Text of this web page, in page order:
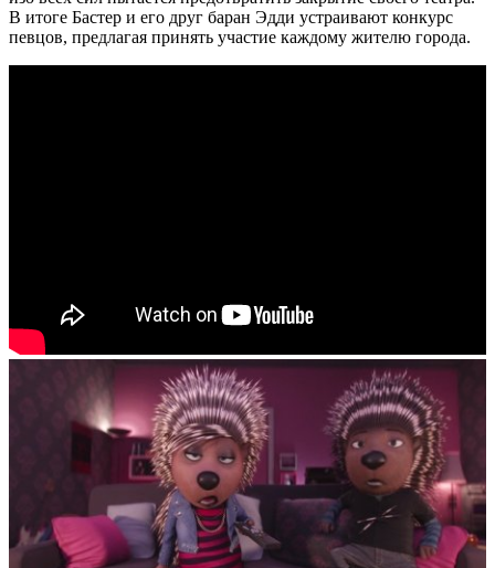
В итоге Бастер и его друг баран Эдди устраивают конкурс
певцов, предлагая принять участие каждому жителю города.